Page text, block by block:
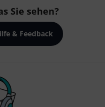
Sie sehen?
& Feedback